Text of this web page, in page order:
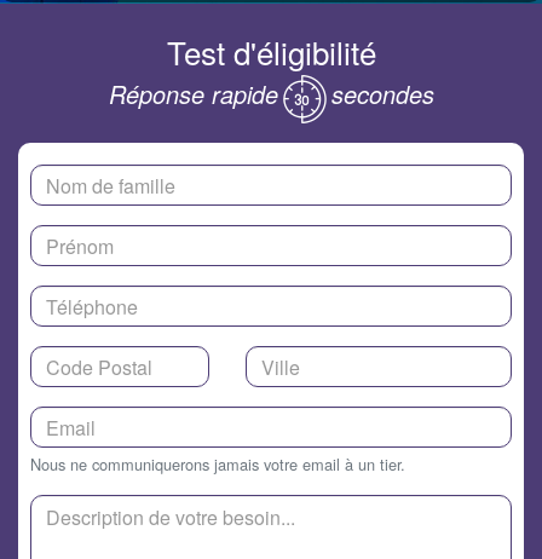
Test d'éligibilité
Réponse rapide secondes
Nous ne communiquerons jamais votre email à un tier.